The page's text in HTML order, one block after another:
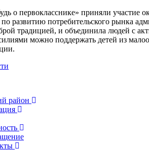
о первокласснике» приняли участие
по развитию потребительского рынка
традицией, и объединила людей с
можно поддержать детей из
район